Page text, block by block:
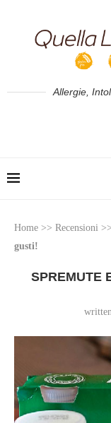
Allergie,
Home >> Recensioni >>
gusti!
SPREMUTE